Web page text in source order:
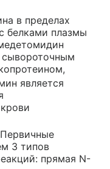
в пределах
белками плазмы
сывороточным
является
3 типов
прямая N-